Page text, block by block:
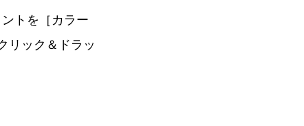
トを［カラー
リック＆ドラッ